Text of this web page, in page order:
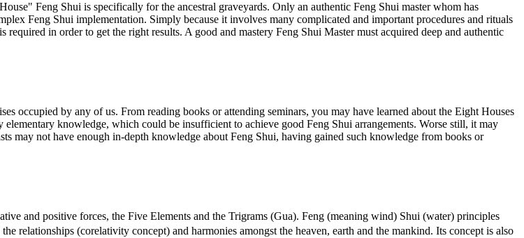
Feng Shui is specifically for the ancestral graveyards. Only an authentic Feng Shui master whom has
Feng Shui implementation. Simply because it involves many complicated and important procedures and rituals
in order to get the right results. A good and mastery Feng Shui Master must acquired deep and authentic
occupied by any of us. From reading books or attending seminars, you may have learned about the Eight Houses
knowledge, which could be insufficient to achieve good Feng Shui arrangements. Worse still, it may
may not have enough in-depth knowledge about Feng Shui, having gained such knowledge from books or
and positive forces, the Five Elements and the Trigrams (Gua). Feng (meaning wind) Shui (water) principles
(corelativity concept) and harmonies amongst the heaven, earth and the mankind. Its concept is also